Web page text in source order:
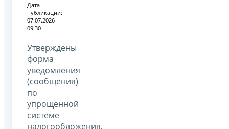
Дата
публикации:
07.07.2026
09:30
Утверждены
форма
уведомления
(сообщения)
по
упрощенной
системе
налогообложения,